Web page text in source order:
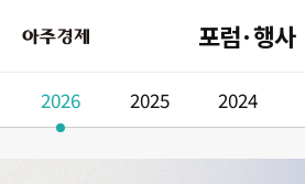
포럼·행사
2026 2025 2024